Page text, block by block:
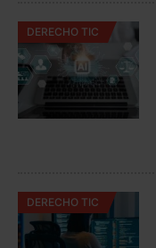
DERECHO TIC
DERECHO TIC